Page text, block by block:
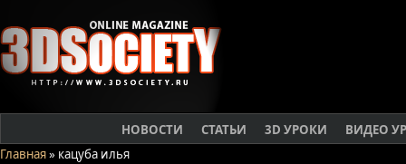
НОВОСТИ СТАТЬИ 3D УРОКИ
ВИДЕО
Главная» кацуба илья